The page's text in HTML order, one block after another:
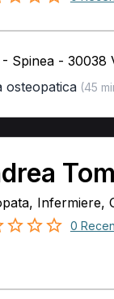
Spinea - 30038
osteopatica(45
Infermiere,
0